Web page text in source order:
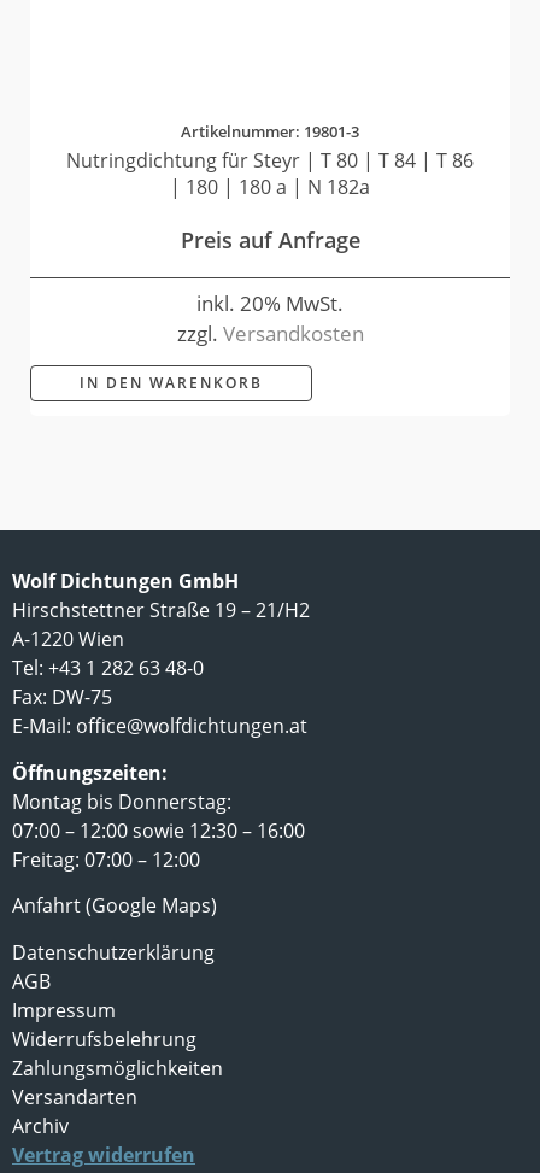
Artikelnummer: 19801-3
Nutringdichtung für Steyr | T 80 | T 84 | T 86
| 180 | 180 a | N 182a
Preis auf Anfrage
inkl. 20% MwSt.
zzgl. Versandkosten
IN DEN WARENKORB
Wolf Dichtungen GmbH
Hirschstettner Straße 19 – 21/H2
A-1220 Wien
Tel: +43 1 282 63 48-0
Fax: DW-75
E-Mail: office@wolfdichtungen.at
Öffnungszeiten:
Montag bis Donnerstag:
07:00 – 12:00 sowie 12:30 – 16:00
Freitag: 07:00 – 12:00
Anfahrt (Google Maps)
Datenschutzerklärung
AGB
Impressum
Widerrufsbelehrung
Zahlungsmöglichkeiten
Versandarten
Archiv
Vertrag widerrufen